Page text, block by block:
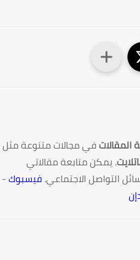
في مجالات متنوعة مثل
. يمكن متابعة مقالاتي
التواصل الاجتماعي.فيسبوك-